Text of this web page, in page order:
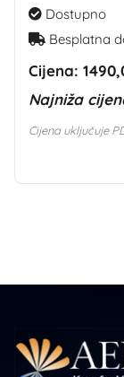
Dostupno
Besplatna
Cijena:
Najniža
Cijena uključuje